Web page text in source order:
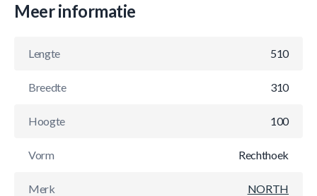
Meer informatie
Lengte 510
Breedte 310
Hoogte 100
Vorm Rechthoek
Merk NORTH